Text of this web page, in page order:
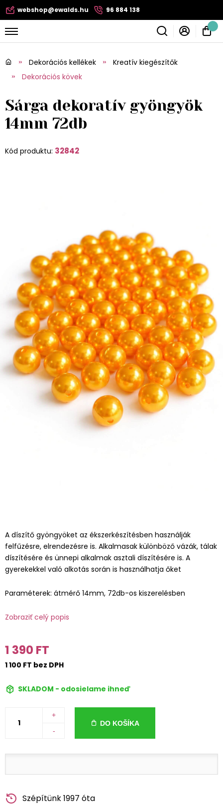
webshop@ewalds.hu 96 884 138
Dekorációs kellékek
Kreatív kiegészítők
Dekorációs kövek
Sárga dekoratív gyöngyök
14mm 72db
Kód produktu: 32842
A díszítő gyöngyöket az ékszerkészítésben használják
felfűzésre, elrendezésre is. Alkalmasak különböző vázák, tálak
díszítésére és ünnepi alkalmak asztali díszítésére is. A
gyerekekkel való alkotás során is használhatja őket
Paraméterek: átmérő 14mm, 72db-os kiszerelésben
Zobraziť celý popis
1 390 FT
1 100 FT bez DPH
SKLADOM - odosielame ihneď
+
-
DO KOŠÍKA
Szépítünk 1997 óta